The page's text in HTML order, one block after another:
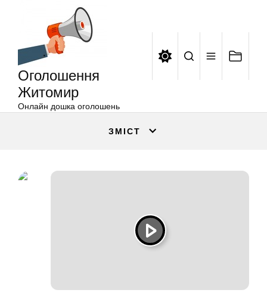
Оголошення
Житомир
Онлайн дошка оголошень
ЗМІСТ